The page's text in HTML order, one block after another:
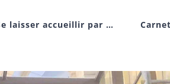
laisser accueillir par … Carnet